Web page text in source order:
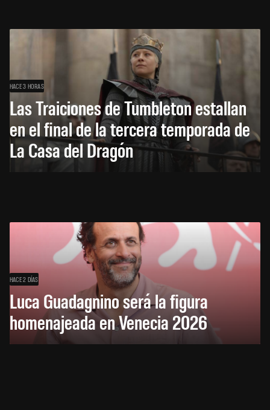
HACE 3 HORAS
Las Traiciones de Tumbleton estallan
en el final de la tercera temporada de
La Casa del Dragón
HACE 2 DÍAS
Luca Guadagnino será la figura
homenajeada en Venecia 2026